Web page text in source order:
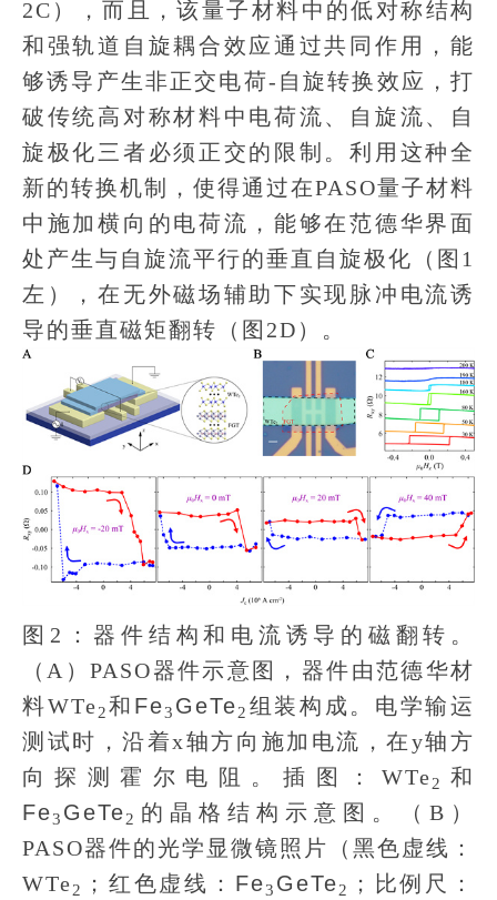
2C），而且，该量子材料中的低对称结构
和强轨道自旋耦合效应通过共同作用，能
够诱导产生非正交电荷-自旋转换效应，打
破传统高对称材料中电荷流、自旋流、自
旋极化三者必须正交的限制。利用这种全
新的转换机制，使得通过在PASO量子材料
中施加横向的电荷流，能够在范德华界面
处产生与自旋流平行的垂直自旋极化（图1
左），在无外磁场辅助下实现脉冲电流诱
导的垂直磁矩翻转（图2D）。
图2：器件结构和电流诱导的磁翻转。
（A）PASO器件示意图，器件由范德华材
料WTe2和 Fe3 GeTe2 组装构成。电学输运
测试时，沿着x轴方向施加电流，在y轴方
向探测霍尔电阻。插图：WTe2
和
Fe3 GeTe2 的晶格结构示意图。（B）
PASO器件的光学显微镜照片（黑色虚线：
WTe2 ；红色虚线： Fe3 GeTe2
；比例尺：